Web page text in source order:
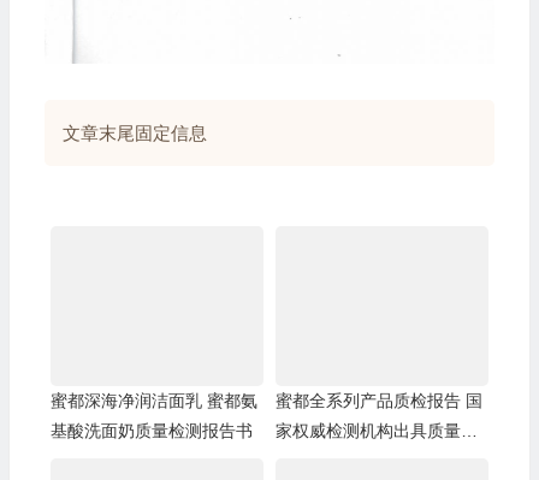
文章末尾固定信息
蜜都深海净润洁面乳 蜜都氨
基酸洗面奶质量检测报告书
蜜都全系列产品质检报告 国
家权威检测机构出具质量检